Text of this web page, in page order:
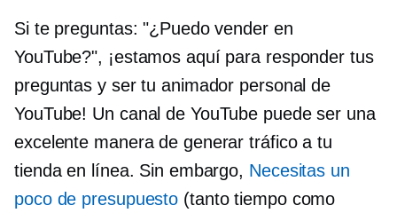
Si te preguntas: "¿Puedo vender en
YouTube?", ¡estamos aquí para responder tus
preguntas y ser tu animador personal de
YouTube! Un canal de YouTube puede ser una
excelente manera de generar tráfico a tu
tienda en línea. Sin embargo, Necesitas un
poco de presupuesto (tanto tiempo como